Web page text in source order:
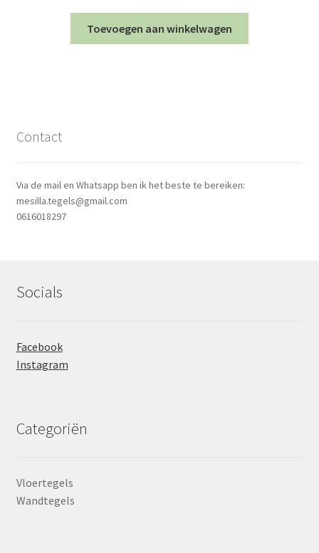
Toevoegen aan winkelwagen
Contact
Via de mail en Whatsapp ben ik het beste te bereiken:
mesilla.tegels@gmail.com
0616018297
Socials
Facebook
Instagram
Categoriën
Vloertegels
Wandtegels